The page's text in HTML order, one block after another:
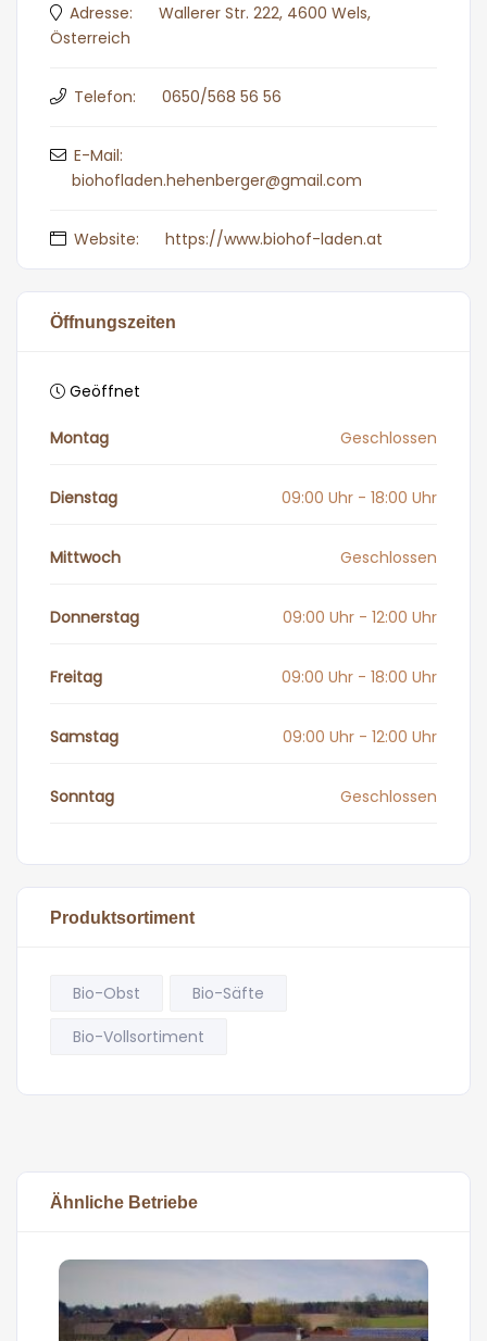
Adresse:
Wallerer Str. 222, 4600 Wels,
Österreich
Telefon: 0650/568 56 56
E-Mail:
biohofladen.hehenberger@gmail.com
Website: https://www.biohof-laden.at
Öffnungszeiten
Geöffnet
Montag Geschlossen
Dienstag 09:00 Uhr - 18:00 Uhr
Mittwoch Geschlossen
Donnerstag 09:00 Uhr - 12:00 Uhr
Freitag 09:00 Uhr - 18:00 Uhr
Samstag 09:00 Uhr - 12:00 Uhr
Sonntag Geschlossen
Produktsortiment
Bio-Obst
Bio-Säfte
Bio-Vollsortiment
Ähnliche Betriebe